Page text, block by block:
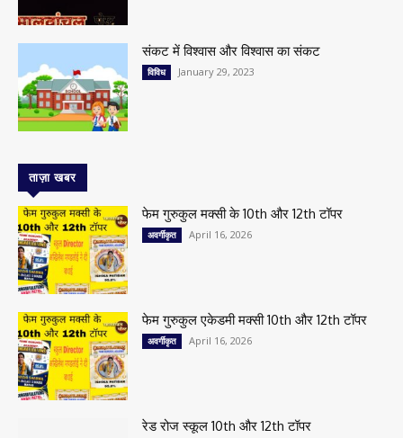
संकट में विश्वास और विश्वास का संकट
विविध January 29, 2023
ताज़ा खबर
फेम गुरुकुल मक्सी के 10th और 12th टॉपर
अवर्गीकृत April 16, 2026
फेम गुरुकुल एकेडमी मक्सी 10th और 12th टॉपर
अवर्गीकृत April 16, 2026
रेड रोज स्कूल 10th और 12th टॉपर